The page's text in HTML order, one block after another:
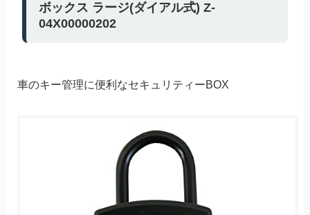
ボックス ラージ(ダイアル式) Z-
04X00000202
車のキー管理に便利なセキュリティーBOX